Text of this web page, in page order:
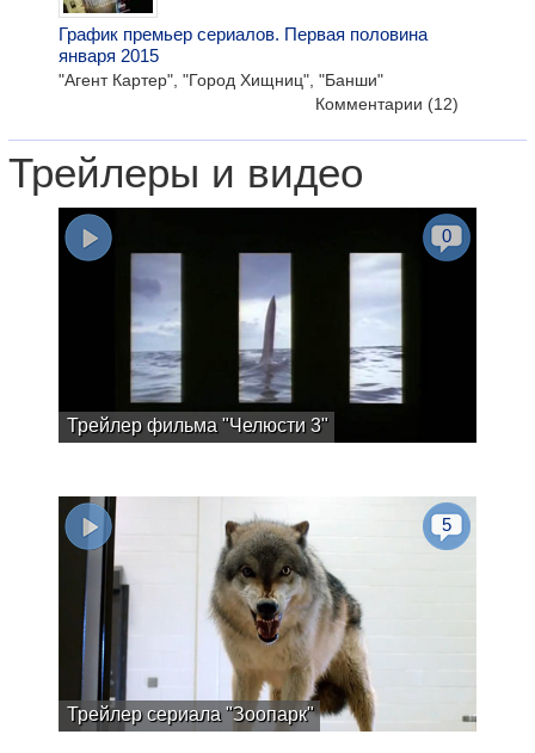
График премьер сериалов. Первая половина
января 2015
"Агент Картер", "Город Хищниц", "Банши"
Комментарии (12)
Трейлеры и видео
Трейлер фильма "Челюсти 3"
0
Трейлер сериала "Зоопарк"
5